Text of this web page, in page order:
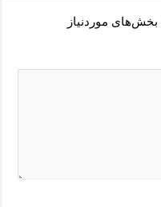
بخش‌های موردنیاز